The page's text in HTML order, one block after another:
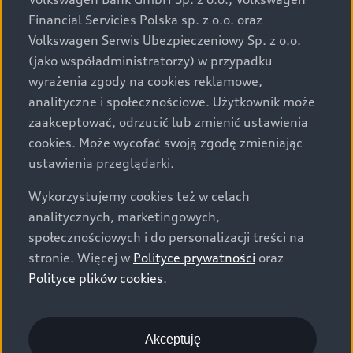
za dopłatą. Wiążące ustalenie ceny, wyposażenia i
specyfikacji pojazdu następują w umowie sprzedaży, a
określenie parametrów technicznych zawiera
świadectwo homologacji typu pojazdu. Zastrzegamy
sobie prawo do zmian i pomyłek. Wszelkie informacje
prezentowane na stronie są aktualne na dzień ich
zamieszczania. W celu uzyskania najnowszych
informacji prosimy kontaktować się z Partnerem Marki
Audi.
Wszystkie produkowane obecnie samochody marki Audi
są wykonywane z materiałów spełniających pod
względem możliwości odzysku i recyklingu wymagania
określone w normie ISO 22628 i są zgodne z
europejskimi świadectwami homologacji wydanymi wg
o.o. podlega obowiązkowi zapewnienia wszystkim
użytkownikom samochodów marki Volkswagen sieci
Financial Servicies Polska sp. z o.o. oraz
Volkswagen Serwis Ubezpieczeniowy Sp. z o.o.
(jako współadministratorzy) w przypadku
wyrażenia zgody na cookies reklamowe,
analityczne i społecznościowe. Użytkownik może
zaakceptować, odrzucić lub zmienić ustawienia
cookies. Może wycofać swoją zgodę zmieniając
ustawienia przeglądarki.
Wykorzystujemy cookies też w celach
analitycznych, marketingowych,
społecznościowych i do personalizacji treści na
stronie. Więcej w Polityce prywatności oraz
Polityce plików cookies.
Akceptuję